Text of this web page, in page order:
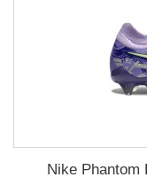
Nike Phantom